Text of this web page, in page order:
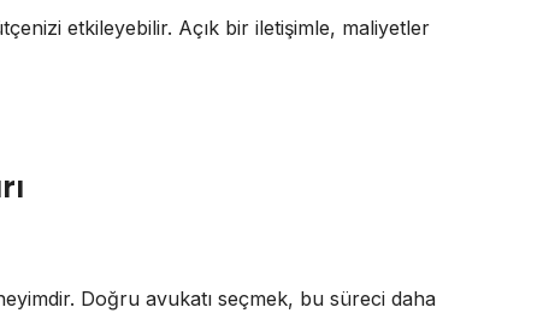
etkileyebilir. Açık bir iletişimle, maliyetler
Doğru avukatı seçmek, bu süreci daha